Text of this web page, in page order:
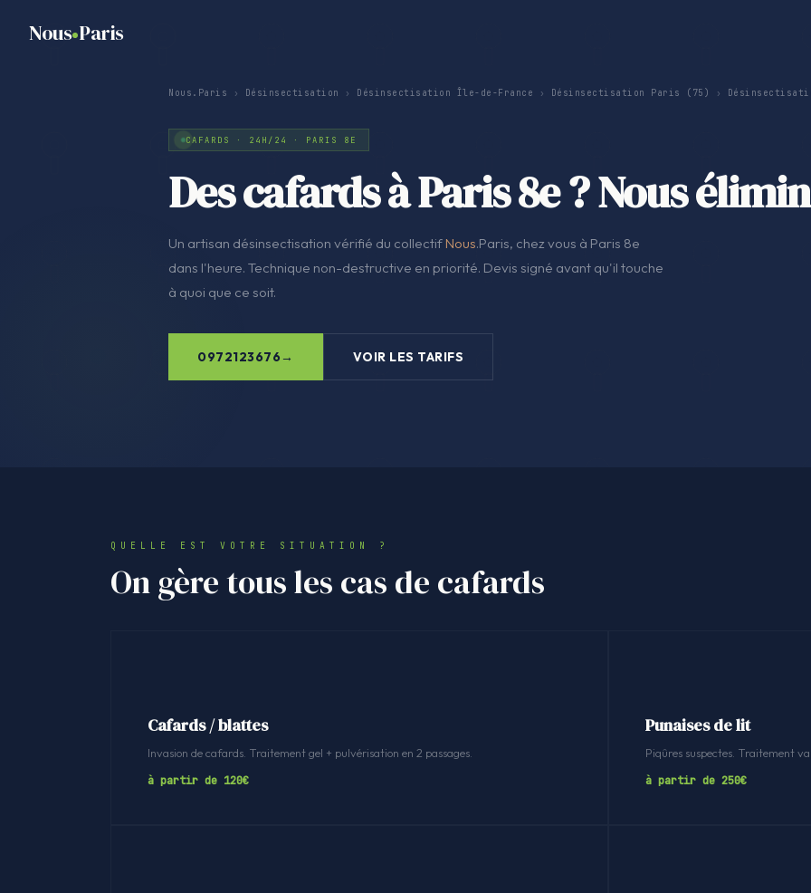
Nous Paris
Nous.Paris › Désinsectisation › Désinsectisation Île-de-France › Désinsectisation Paris (75) ›
CAFARDS · 24H/24 · PARIS 8E
Des cafards à Paris 8e ? Nous
Un artisan désinsectisation vérifié du collectifNous.Paris, chez vous à Paris 8e
dans l'heure. Technique non-destructive en priorité. Devis signé avant qu'il touche
à quoi que ce soit.
0972123676 VOIR LES TARIFS
QUELLE EST VOTRE SITUATION ?
On gère tous les cas de cafards
Cafards / blattes
Invasion de cafards. Traitement gel + pulvérisation en 2 passages.
à partir de 120€
Punaises de lit
Piqûres suspectes. Traitement
à partir de 250€